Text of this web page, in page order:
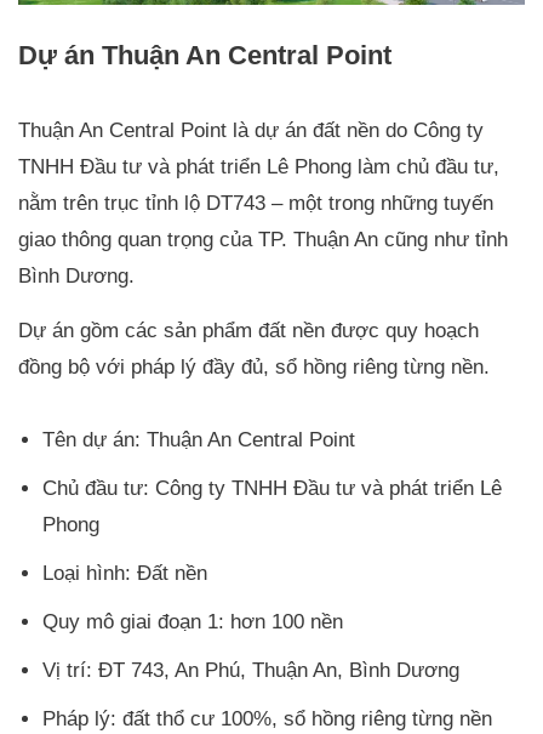
Dự án Thuận An Central Point
Thuận An Central Point là dự án đất nền do Công ty
TNHH Đầu tư và phát triển Lê Phong làm chủ đầu tư,
nằm trên trục tỉnh lộ DT743 – một trong những tuyến
giao thông quan trọng của TP. Thuận An cũng như tỉnh
Bình Dương.
Dự án gồm các sản phẩm đất nền được quy hoạch
đồng bộ với pháp lý đầy đủ, sổ hồng riêng từng nền.
Tên dự án: Thuận An Central Point
Chủ đầu tư: Công ty TNHH Đầu tư và phát triển Lê
Phong
Loại hình: Đất nền
Quy mô giai đoạn 1: hơn 100 nền
Vị trí: ĐT 743, An Phú, Thuận An, Bình Dương
Pháp lý: đất thổ cư 100%, sổ hồng riêng từng nền